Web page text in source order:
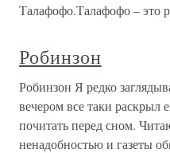
Талафофо.Талафофо – это
Робинзон
Робинзон Я редко
вечером все таки раскрыл
почитать перед сном.
ненадобностью и газеты